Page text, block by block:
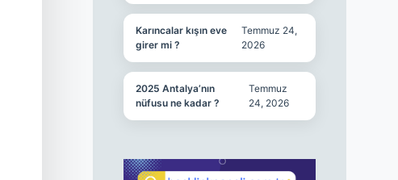
Karıncalar kışın eve
girer mi ?
Temmuz 24,
2026
2025 Antalya’nın
nüfusu ne kadar ?
Temmuz
24, 2026